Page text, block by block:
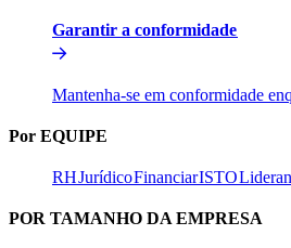
Garantir a conformidade​​
Mantenha-se em conformidade
Por EQUIPE​​
RH​​Jurídico​​Financiar​​ISTO​​
POR TAMANHO DA EMPRESA​​